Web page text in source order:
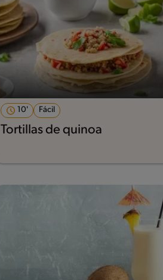
10' Fácil
Tortillas de quinoa